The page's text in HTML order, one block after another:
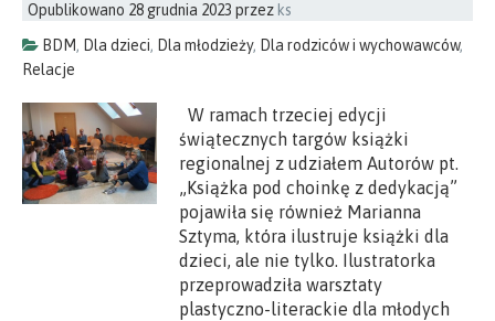
Opublikowano 28 grudnia 2023 przez ks
BDM, Dla dzieci, Dla młodzieży, Dla rodziców i wychowawców,
Relacje
W ramach trzeciej edycji
świątecznych targów książki
regionalnej z udziałem Autorów pt.
„Książka pod choinkę z dedykacją”
pojawiła się również Marianna
Sztyma, która ilustruje książki dla
dzieci, ale nie tylko. Ilustratorka
przeprowadziła warsztaty
plastyczno-literackie dla młodych